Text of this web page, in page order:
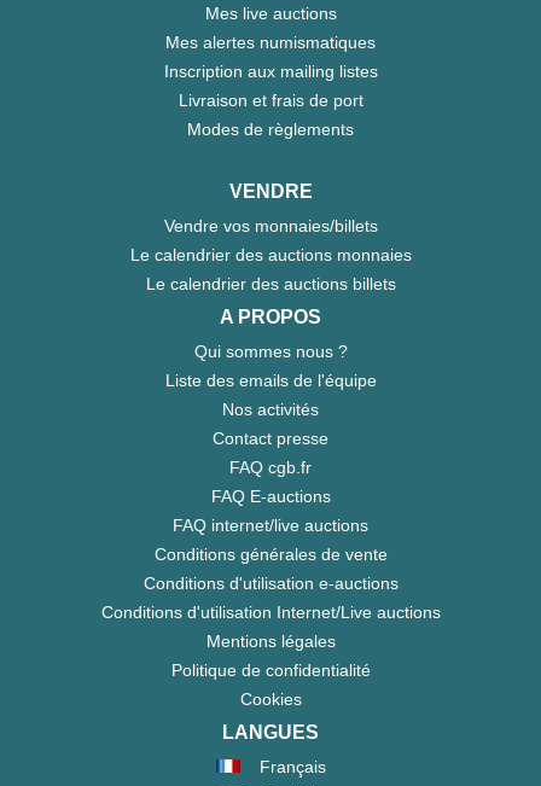
Mes live auctions
Mes alertes numismatiques
Inscription aux mailing listes
Livraison et frais de port
Modes de règlements
VENDRE
Vendre vos monnaies/billets
Le calendrier des auctions monnaies
Le calendrier des auctions billets
A PROPOS
Qui sommes nous ?
Liste des emails de l'équipe
Nos activités
Contact presse
FAQ cgb.fr
FAQ E-auctions
FAQ internet/live auctions
Conditions générales de vente
Conditions d'utilisation e-auctions
Conditions d'utilisation Internet/Live auctions
Mentions légales
Politique de confidentialité
Cookies
LANGUES
Français